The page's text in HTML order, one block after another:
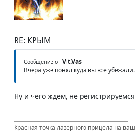
RE: КРЫМ
Сообщение от Vit.Vas
Вчера уже понял куда вы все убежали.
Ну и чего ждем, не
Красная точка лазерного прицела на